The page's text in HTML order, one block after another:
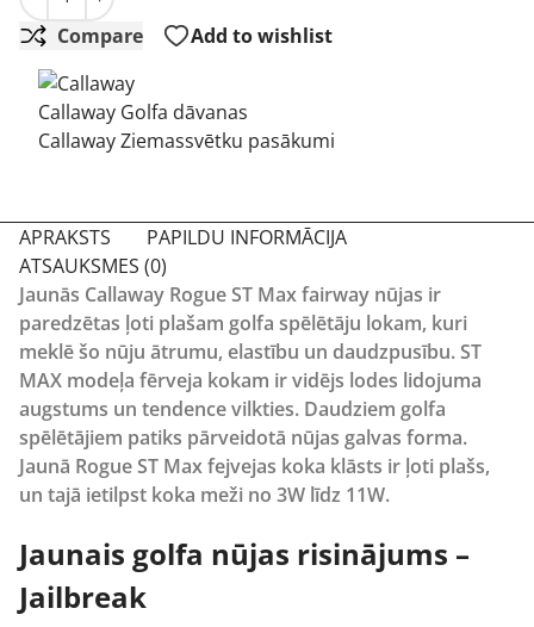
Compare
Add to wishlist
Callaway Golfa dāvanas
Callaway Ziemassvētku pasākumi
APRAKSTS
PAPILDU INFORMĀCIJA
ATSAUKSMES (0)
Jaunās Callaway Rogue ST Max fairway nūjas ir
paredzētas ļoti plašam golfa spēlētāju lokam, kuri
meklē šo nūju ātrumu, elastību un daudzpusību. ST
MAX modeļa fērveja kokam ir vidējs lodes lidojuma
augstums un tendence vilkties. Daudziem golfa
spēlētājiem patiks pārveidotā nūjas galvas forma.
Jaunā Rogue ST Max fejvejas koka klāsts ir ļoti plašs,
un tajā ietilpst koka meži no 3W līdz 11W.
Jaunais golfa nūjas risinājums –
Jailbreak